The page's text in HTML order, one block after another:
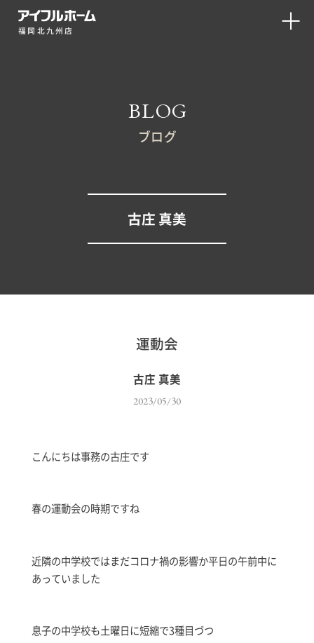
福岡北九州店
BLOG
ブログ
古庄 真美
運動会
古庄 真美
2023/05/30
こんにちは事務の古庄です
春の運動会の時期ですね
近隣の中学校ではまだコロナ禍の影響か平日の午前中に
あっていました
息子の中学校も土曜日に短縮で3種目づつ